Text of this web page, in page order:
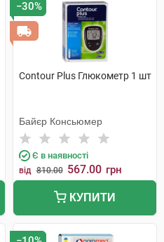
−30%
Contour Plus Глюкометр 1 шт
Байєр Консьюмер
Є в наявності
від 810.00 567.00 грн
КУПИТИ